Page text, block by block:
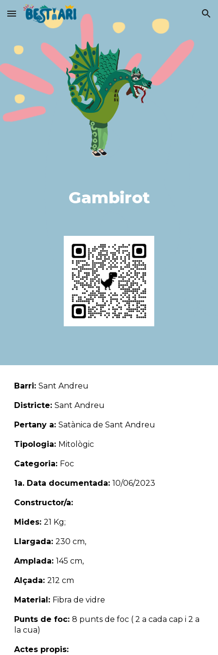
Skip to main content Skip to navigation
Gambirot
Barri:Sant Andreu
Districte:Sant Andreu
Pertany a:Satànica de Sant Andreu
Tipologia: Mitològic
Categoria: Foc
1a. Data documentada:10/06/2023
Constructor/a:
Mides:21 Kg;
Llargada:230 cm,
Amplada:145 cm,
Alçada:212 cm
Material: Fibra de vidre
Punts de foc:8 punts de foc (2 a cada cap i 2 a
la cua)
Actes propis: